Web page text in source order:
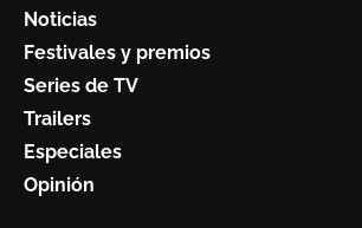
Noticias
Festivales y premios
Series de TV
Trailers
Especiales
Opinión